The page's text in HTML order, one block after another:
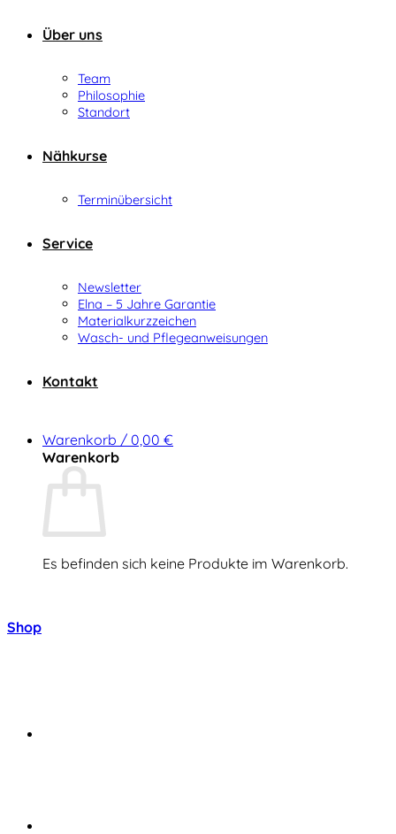
Über uns
Team
Philosophie
Standort
Nähkurse
Terminübersicht
Service
Newsletter
Elna – 5 Jahre Garantie
Materialkurzzeichen
Wasch- und Pflegeanweisungen
Kontakt
Warenkorb / 0,00 €
Warenkorb
Es befinden sich keine Produkte im Warenkorb.
Shop